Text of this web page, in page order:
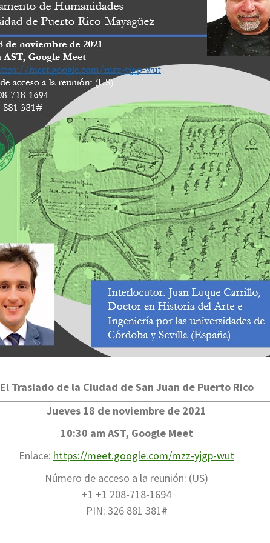
El Traslado de la Ciudad de San Juan de Puerto Rico
Jueves 18 de noviembre de 2021
10:30 am AST, Google Meet
Enlace: https://meet.google.com/mzz-yjgp-wut
Número de acceso a la reunión: (US)
+1 +1 208-718-1694
PIN: 326 881 381#